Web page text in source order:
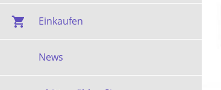
Einkaufen
News